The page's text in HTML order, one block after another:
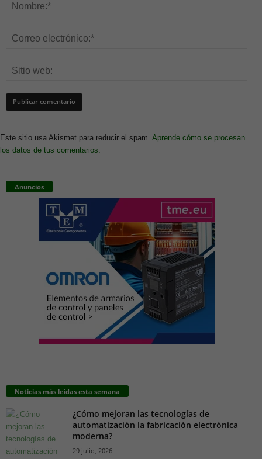
Este sitio usa Akismet para reducir el spam. Aprende cómo se procesan
los datos de tus comentarios.
Anuncios
Noticias más leídas esta semana
¿Cómo mejoran las tecnologías de
automatización la fabricación electrónica
moderna?
29 julio, 2026